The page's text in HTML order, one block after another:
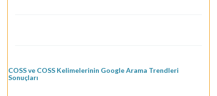
COSS ve COSS Kelimelerinin Google Arama Trendleri
Sonuçları